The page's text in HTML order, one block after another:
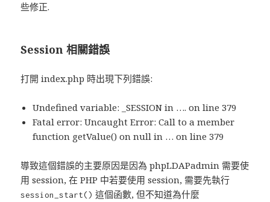
些修正.
Session 相關錯誤
打開 index.php 時出現下列錯誤:
Undefined variable: _SESSION in …. on line 379
Fatal error: Uncaught Error: Call to a member
function getValue() on null in … on line 379
導致這個錯誤的主要原因是因為 phpLDAPadmin 需要使
用 session, 在 PHP 中若要使用 session, 需要先執行
session_start() 這個函數, 但不知道為什麼